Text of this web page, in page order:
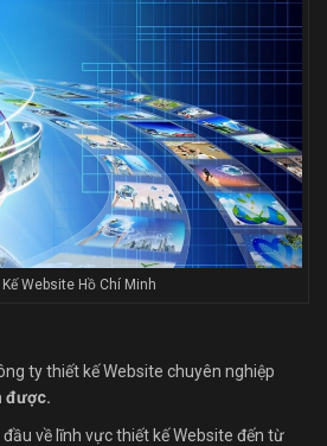
Website Hồ Chí Minh
ty thiết kế Website chuyên nghiệp
được.
về lĩnh vực thiết kế Website đến từ